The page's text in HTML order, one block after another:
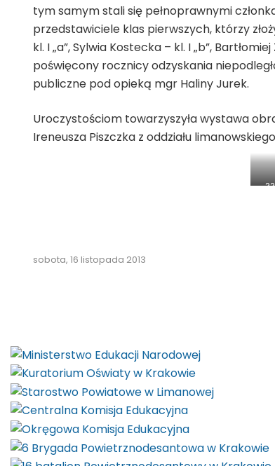
tym samym stali się pełnoprawnymi
przedstawiciele klas pierwszych, którzy
kl. I „a”, Sylwia Kostecka – kl. I „b”,
poświęcony rocznicy odzyskania
publiczne pod opieką mgr Haliny Jurek.
Uroczystościom towarzyszyła wystawa
Ireneusza Piszczka z oddziału
sobota, 16 listopada 2013